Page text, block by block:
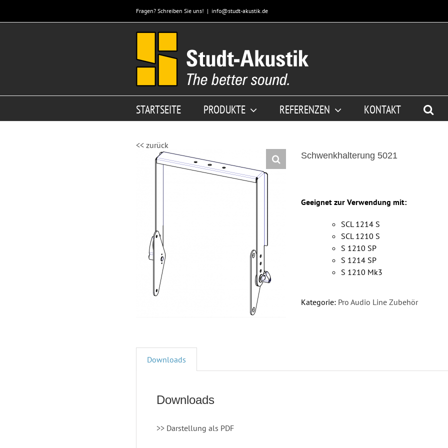
Fragen? Schreiben Sie uns! | info@studt-akustik.de
STARTSEITE PRODUKTE REFERENZEN KONTAKT
<< zurück
Schwenkhalterung 5021
Geeignet zur Verwendung mit:
SCL 1214 S
SCL 1210 S
S 1210 SP
S 1214 SP
S 1210 Mk3
Kategorie: Pro Audio Line Zubehör
Downloads
Downloads
>> Darstellung als PDF